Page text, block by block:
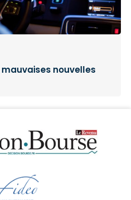
nouvelles